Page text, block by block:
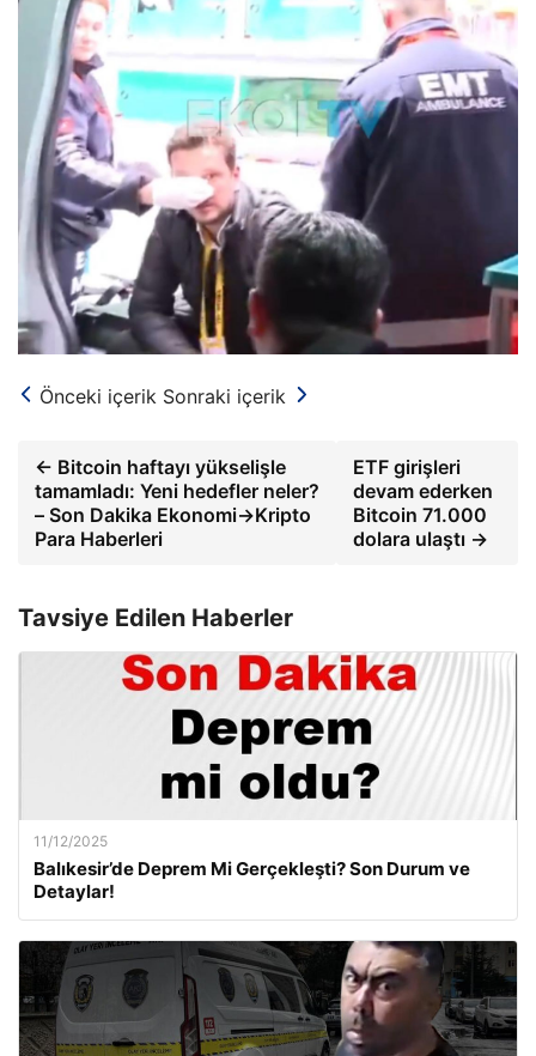
Önceki içerik Sonraki içerik
← Bitcoin haftayı yükselişle
tamamladı: Yeni hedefler neler?
– Son Dakika Ekonomi->Kripto
Para Haberleri
ETF girişleri
devam ederken
Bitcoin 71.000
dolara ulaştı →
Tavsiye Edilen Haberler
11/12/2025
Balıkesir’de Deprem Mi Gerçekleşti? Son Durum ve
Detaylar!